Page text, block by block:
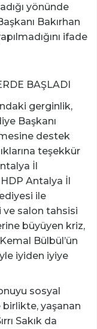
yönünde
Bakırhan
ifade
BAŞLADI
gerginlik,
Başkanı
destek
teşekkür
İl
HDP Antalya İl
ile
ve salon tahsisi
büyüyen kriz,
Bülbül’ün
iyiden iyiye
sosyal
yaşanan
Sakık da